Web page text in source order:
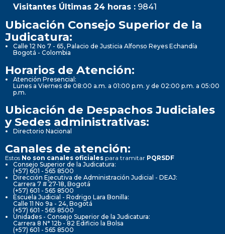
Visitantes Últimas 24 horas : 9841
Ubicación Consejo Superior de la
Judicatura:
Calle 12 No 7 - 65, Palacio de Justicia Alfonso Reyes Echandía
Bogotá - Colombia
Horarios de Atención:
Atención Presencial:
Lunes a Viernes de 08:00 a.m. a 01:00 p.m. y de 02:00 p.m. a 05:00
p.m.
Ubicación de Despachos Judiciales
y Sedes administrativas:
Directorio Nacional
Canales de atención:
Estos No son canales oficiales para tramitar PQRSDF
Consejo Superior de la Judicatura:
(+57) 601 - 565 8500
Dirección Ejecutiva de Administración Judicial - DEAJ:
Carrera 7 # 27-18, Bogotá
(+57) 601 - 565 8500
Escuela Judicial - Rodrigo Lara Bonilla:
Calle 11 No 9a - 24, Bogotá
(+57) 601 - 565 8500
Unidades - Consejo Superior de la Judicatura:
Carrera 8 N° 12b - 82 Edificio la Bolsa
(+57) 601 - 565 8500